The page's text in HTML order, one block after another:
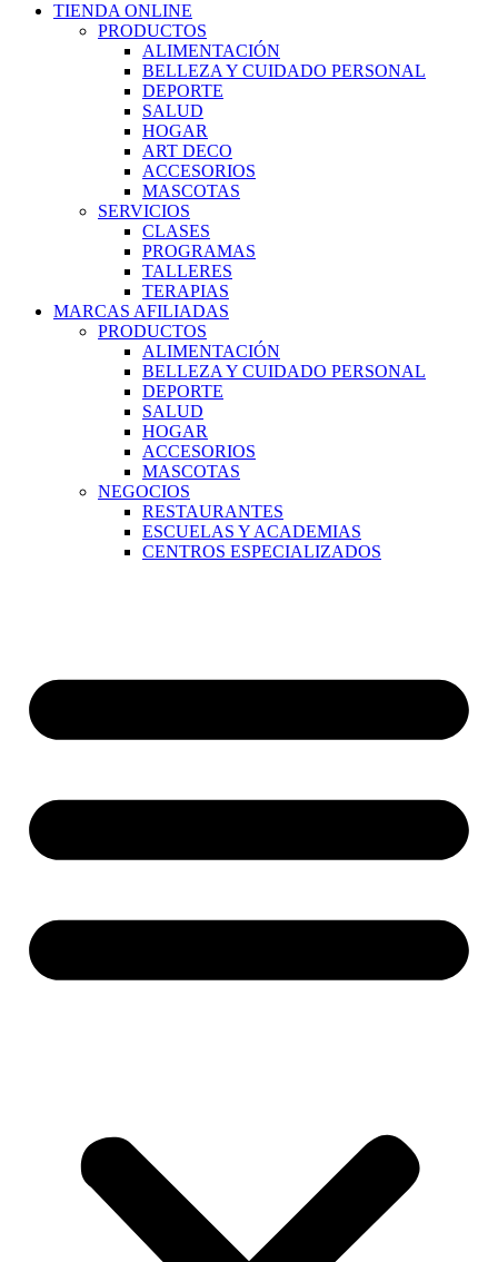
TIENDA ONLINE
PRODUCTOS
ALIMENTACIÓN
BELLEZA Y CUIDADO PERSONAL
DEPORTE
SALUD
HOGAR
ART DECO
ACCESORIOS
MASCOTAS
SERVICIOS
CLASES
PROGRAMAS
TALLERES
TERAPIAS
MARCAS AFILIADAS
PRODUCTOS
ALIMENTACIÓN
BELLEZA Y CUIDADO PERSONAL
DEPORTE
SALUD
HOGAR
ACCESORIOS
MASCOTAS
NEGOCIOS
RESTAURANTES
ESCUELAS Y ACADEMIAS
CENTROS ESPECIALIZADOS